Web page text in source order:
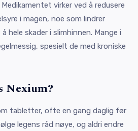
virker ved å redusere
i magen, noe som lindrer
hele skader i slimhinnen. Mange i
spesielt de med kroniske
Nexium?
tabletter, ofte en gang daglig før
legens råd nøye, og aldri endre